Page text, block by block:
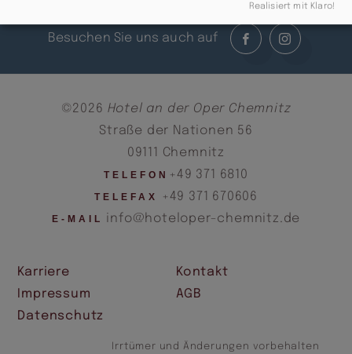
Besuchen Sie uns auch auf
©2026 Hotel an der Oper Chemnitz
Straße der Nationen 56
09111 Chemnitz
TELEFON +49 371 6810
TELEFAX +49 371 670606
E-MAIL info@hoteloper-chemnitz.de
Karriere
Kontakt
Impressum
AGB
Datenschutz
Irrtümer und Änderungen vorbehalten
Realisiert mit Klaro!